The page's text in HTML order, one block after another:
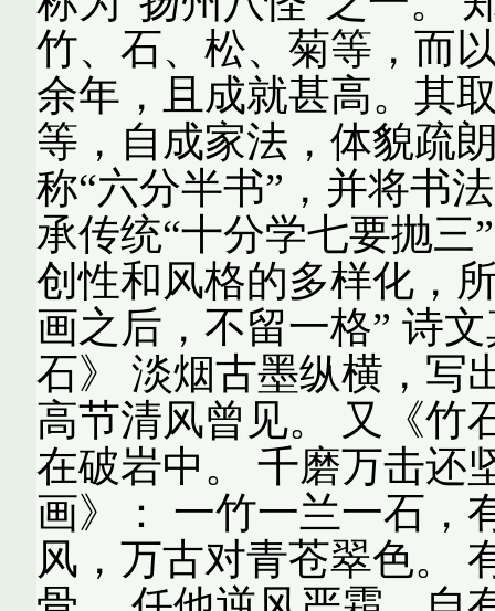
竹、石、松、菊等，而
余年，且成就甚高。其
等，自成家法，体貌疏
称“六分半书”，并将书
承传统“十分学七要抛三
创性和风格的多样化，
画之后，不留一格” 诗
石》 淡烟古墨纵横，写
高节清风曾见。 又《竹
在破岩中。 千磨万击还
画》： 一竹一兰一石，
风，万古对青苍翠色。